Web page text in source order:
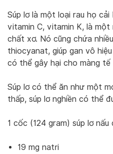
Súp lơ là một loại rau họ
vitamin C, vitamin K, là
chất xơ. Nó cũng chứa
thiocyanat, giúp gan vô
có thể gây hại cho màng tế
Súp lơ có thể ăn như một
thấp, súp lơ nghiền có thể
1 cốc (124 gram) súp lơ nấu
19 mg natri